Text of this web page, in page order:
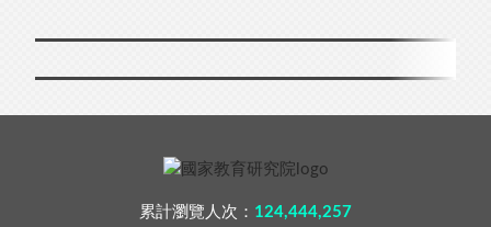
累計瀏覽人次： 124,444,257